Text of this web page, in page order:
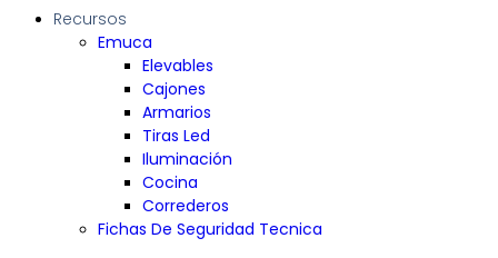
Recursos
Emuca
Elevables
Cajones
Armarios
Tiras Led
Iluminación
Cocina
Correderos
Fichas De Seguridad Tecnica